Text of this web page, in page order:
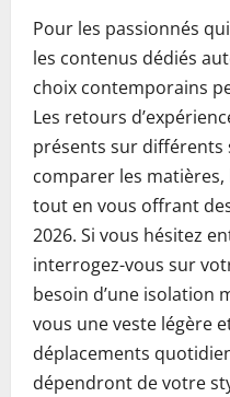
Pour les passionnés
les contenus dédiés
choix contemporains
Les retours
présents sur différents
comparer les
tout en vous offrant
2026. Si vous hésitez
interrogez-vous sur
besoin d’une isolation
vous une veste légère
déplacements
dépendront de votre